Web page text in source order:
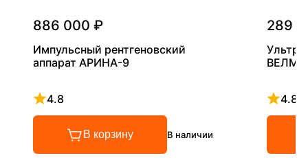
886 000 ₽
Импульсный рентгеновский
аппарат АРИНА-9
4.8
Рейтинг 4.8 из 5
В корзину В наличии
289
4.8